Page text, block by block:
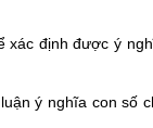
định được ý
ý nghĩa con số